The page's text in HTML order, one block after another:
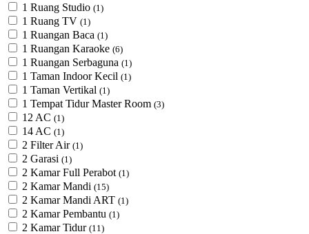
1 Ruang Studio (1)
1 Ruang TV (1)
1 Ruangan Baca (1)
1 Ruangan Karaoke (6)
1 Ruangan Serbaguna (1)
1 Taman Indoor Kecil (1)
1 Taman Vertikal (1)
1 Tempat Tidur Master Room (3)
12 AC (1)
14 AC (1)
2 Filter Air (1)
2 Garasi (1)
2 Kamar Full Perabot (1)
2 Kamar Mandi (15)
2 Kamar Mandi ART (1)
2 Kamar Pembantu (1)
2 Kamar Tidur (11)